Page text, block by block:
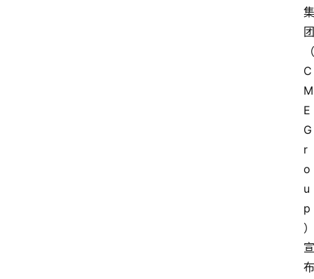
集
团
（
C
M
E
G
r
o
u
p
）
宣
布